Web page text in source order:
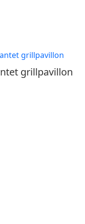
grillpavillon